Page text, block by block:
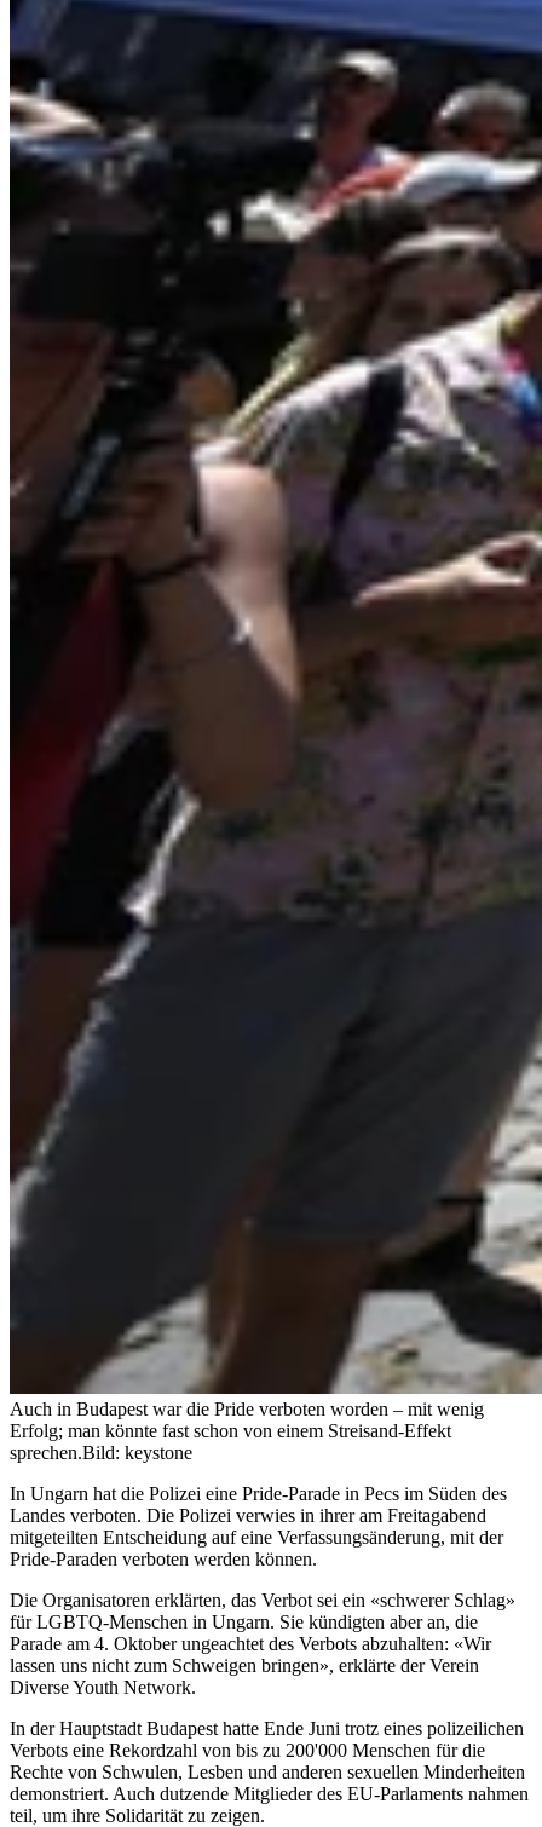
Auch in Budapest war die Pride verboten worden – mit wenig
Erfolg; man könnte fast schon von einem Streisand-Effekt
sprechen.Bild: keystone
In Ungarn hat die Polizei eine Pride-Parade in Pecs im Süden des
Landes verboten. Die Polizei verwies in ihrer am Freitagabend
mitgeteilten Entscheidung auf eine Verfassungsänderung, mit der
Pride-Paraden verboten werden können.
Die Organisatoren erklärten, das Verbot sei ein «schwerer Schlag»
für LGBTQ-Menschen in Ungarn. Sie kündigten aber an, die
Parade am 4. Oktober ungeachtet des Verbots abzuhalten: «Wir
lassen uns nicht zum Schweigen bringen», erklärte der Verein
Diverse Youth Network.
In der Hauptstadt Budapest hatte Ende Juni trotz eines polizeilichen
Verbots eine Rekordzahl von bis zu 200'000 Menschen für die
Rechte von Schwulen, Lesben und anderen sexuellen Minderheiten
demonstriert. Auch dutzende Mitglieder des EU-Parlaments nahmen
teil, um ihre Solidarität zu zeigen.